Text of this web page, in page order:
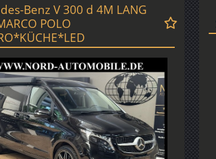
Benz V 300 d 4M LANG
POLO